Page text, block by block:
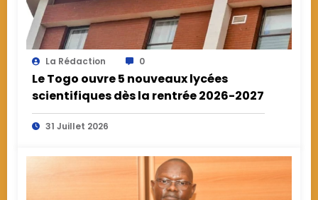
La Rédaction 0
Le Togo ouvre 5 nouveaux lycées
scientifiques dès la rentrée 2026-2027
31 Juillet 2026